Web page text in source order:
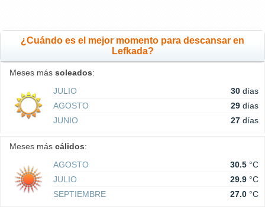
¿Cuándo es el mejor momento para descansar en
Lefkada?
Meses más soleados:
JULIO
30 días
AGOSTO
29 días
JUNIO
27 días
Meses más cálidos:
AGOSTO
30.5 °C
JULIO
29.9 °C
SEPTIEMBRE
27.0 °C